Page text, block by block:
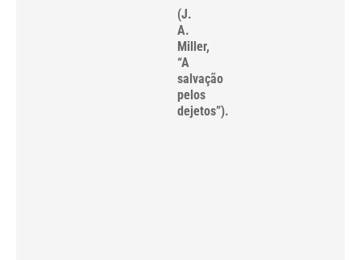
(J.
A.
Miller,
“A
salvação
pelos
dejetos”).